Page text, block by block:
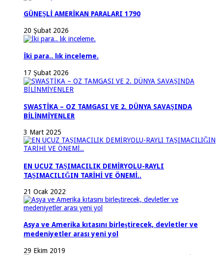
GÜNEŞLİ AMERİKAN PARALARI 1790
20 Şubat 2026
İki para.. lık inceleme.
17 Şubat 2026
SWASTİKA – OZ TAMGASI VE 2. DÜNYA SAVAŞINDA
BİLİNMİYENLER
3 Mart 2025
EN UCUZ TAŞIMACILIK DEMİRYOLU-RAYLI
TAŞIMACILIĞIN TARİHİ VE ÖNEMİ..
21 Ocak 2022
Asya ve Amerika kıtasını birleştirecek, devletler ve
medeniyetler arası yeni yol
29 Ekim 2019